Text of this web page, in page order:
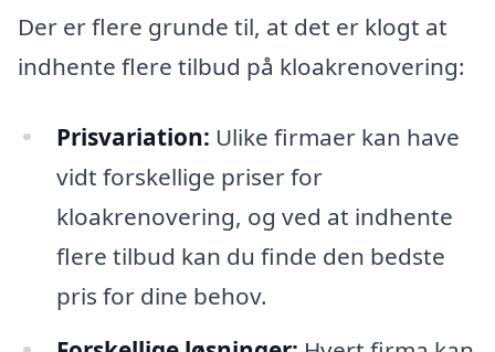
Der er flere grunde til, at det er klogt at
indhente flere tilbud på kloakrenovering:
Prisvariation: Ulike firmaer kan have
vidt forskellige priser for
kloakrenovering, og ved at indhente
flere tilbud kan du finde den bedste
pris for dine behov.